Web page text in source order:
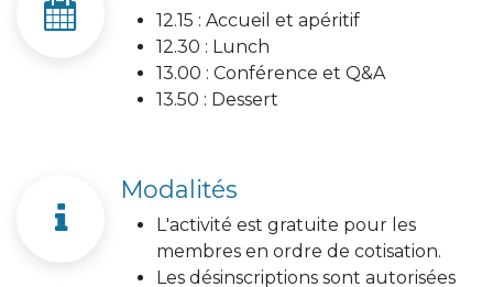
12.15 : Accueil et apéritif
12.30 : Lunch
13.00 : Conférence et Q&A
13.50 : Dessert
Modalités
L'activité est gratuite pour les
membres en ordre de cotisation.
Les désinscriptions sont autorisées